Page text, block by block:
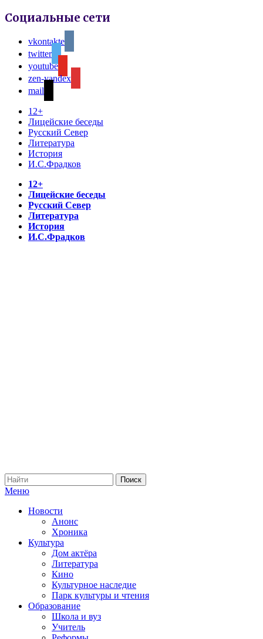
Социальные сети
vkontakte
twitter
youtube
zen-yandex
mail
12+
Лицейские беседы
Русский Север
Литература
История
И.С.Фрадков
12+
Лицейские беседы
Русский Север
Литература
История
И.С.Фрадков
Меню
Новости
Анонс
Хроника
Культура
Дом актёра
Литература
Кино
Культурное наследие
Парк культуры и чтения
Образование
Школа и вуз
Учитель